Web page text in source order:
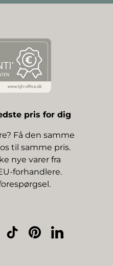
pris for dig
Få den samme
til samme pris.
nye varer fra
forhandlere.
TikTokPinterestLinkedIn